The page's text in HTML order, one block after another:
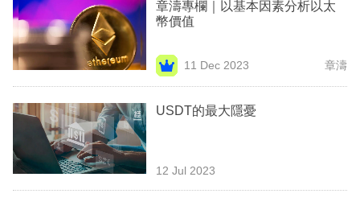
章濤專欄｜以基本因素分析以太
幣價值
11 Dec 2023 章濤
USDT的最大隱憂
12 Jul 2023